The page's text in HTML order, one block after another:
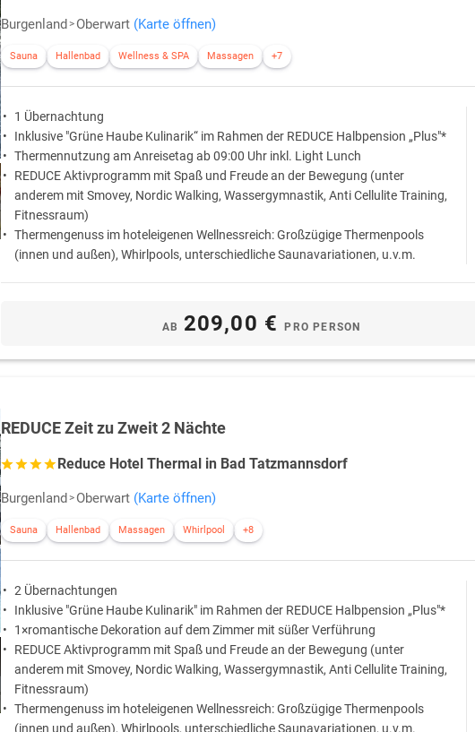
Burgenland Oberwart (Karte öffnen)
Sauna Hallenbad Wellness & SPA Massagen +7
1 Übernachtung
Inklusive "Grüne Haube Kulinarik“ im Rahmen der REDUCE Halbpension „Plus"*
Thermennutzung am Anreisetag ab 09:00 Uhr inkl. Light Lunch
REDUCE Aktivprogramm mit Spaß und Freude an der Bewegung (unter
anderem mit Smovey, Nordic Walking, Wassergymnastik, Anti Cellulite Training,
Fitnessraum)
Thermengenuss im hoteleigenen Wellnessreich: Großzügige Thermenpools
(innen und außen), Whirlpools, unterschiedliche Saunavariationen, u.v.m.
AB 209,00 €PRO PERSON
REDUCE Zeit zu Zweit 2 Nächte
Reduce Hotel Thermal in Bad Tatzmannsdorf
Burgenland Oberwart (Karte öffnen)
Sauna Hallenbad Massagen Whirlpool +8
2 Übernachtungen
Inklusive "Grüne Haube Kulinarik" im Rahmen der REDUCE Halbpension „Plus"*
1×romantische Dekoration auf dem Zimmer mit süßer Verführung
REDUCE Aktivprogramm mit Spaß und Freude an der Bewegung (unter
anderem mit Smovey, Nordic Walking, Wassergymnastik, Anti Cellulite Training,
Fitnessraum)
Thermengenuss im hoteleigenen Wellnessreich: Großzügige Thermenpools
(innen und außen), Whirlpools, unterschiedliche Saunavariationen, u.v.m.